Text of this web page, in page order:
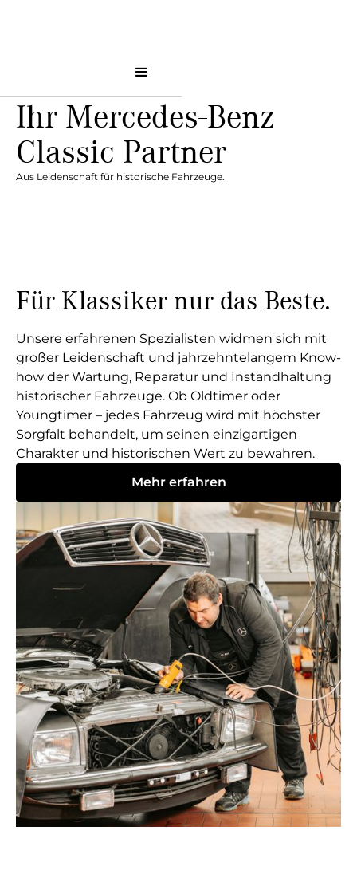
Ihr Mercedes-Benz
Classic Partner
Aus Leidenschaft für historische Fahrzeuge.
Für Klassiker nur das Beste.
Unsere erfahrenen Spezialisten widmen sich mit
großer Leidenschaft und jahrzehntelangem Know-
how der Wartung, Reparatur und Instandhaltung
historischer Fahrzeuge. Ob Oldtimer oder
Youngtimer – jedes Fahrzeug wird mit höchster
Sorgfalt behandelt, um seinen einzigartigen
Charakter und historischen Wert zu bewahren.
Mehr erfahren